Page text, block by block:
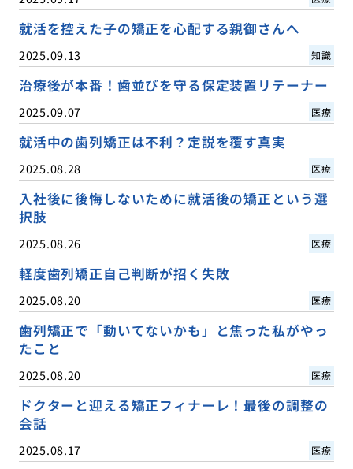
就活を控えた子の矯正を心配する親御さんへ
2025.09.13 知識
治療後が本番！歯並びを守る保定装置リテーナー
2025.09.07 医療
就活中の歯列矯正は不利？定説を覆す真実
2025.08.28 医療
入社後に後悔しないために就活後の矯正という選
択肢
2025.08.26 医療
軽度歯列矯正自己判断が招く失敗
2025.08.20 医療
歯列矯正で「動いてないかも」と焦った私がやっ
たこと
2025.08.20 医療
ドクターと迎える矯正フィナーレ！最後の調整の
会話
2025.08.17 医療